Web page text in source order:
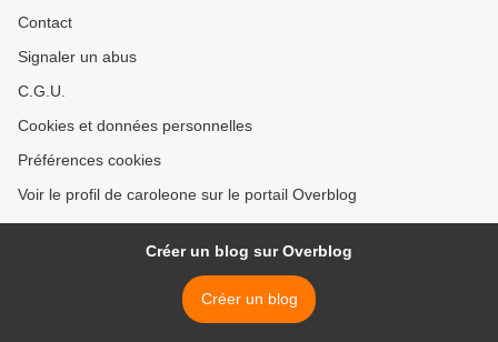
Contact
Signaler un abus
C.G.U.
Cookies et données personnelles
Préférences cookies
Voir le profil de caroleone sur le portail Overblog
Créer un blog sur Overblog
Créer un blog